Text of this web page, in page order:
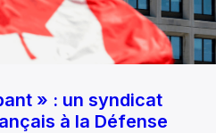
» : un syndicat
à la Défense